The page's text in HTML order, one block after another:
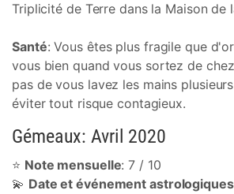
Triplicité de Terre dans la Maison de
Santé: Vous êtes plus fragile que
vous bien quand vous sortez de
pas de vous lavez les mains
éviter tout risque contagieux.
Gémeaux: Avril 2020
⭐ Note mensuelle: 7 / 10
💫 Date et événement astrologiques